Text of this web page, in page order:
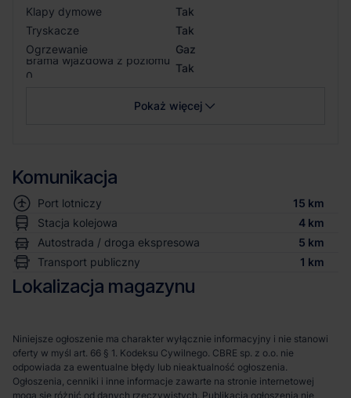
Klapy dymowe
Tak
Tryskacze
Tak
Ogrzewanie
Gaz
Brama wjazdowa z poziomu
0
Tak
Pokaż więcej
Komunikacja
Port lotniczy
15 km
Stacja kolejowa
4 km
Autostrada / droga ekspresowa
5 km
Transport publiczny
1 km
Lokalizacja magazynu
Niniejsze ogłoszenie ma charakter wyłącznie informacyjny i nie stanowi
oferty w myśl art. 66 § 1. Kodeksu Cywilnego. CBRE sp. z o.o. nie
odpowiada za ewentualne błędy lub nieaktualność ogłoszenia.
Ogłoszenia, cenniki i inne informacje zawarte na stronie internetowej
mogą się różnić od danych rzeczywistych. Publikacja ogłoszenia nie